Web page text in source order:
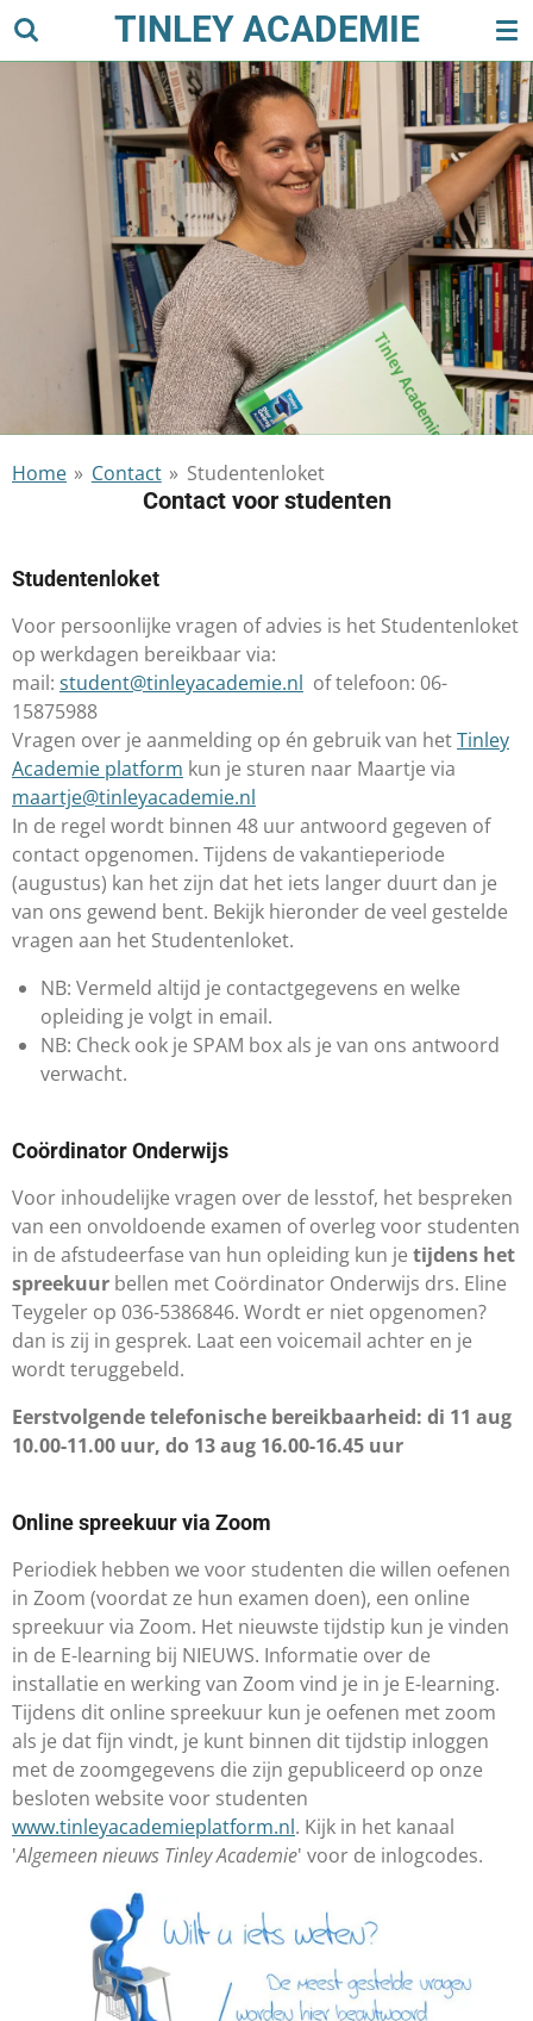
Ga
hoofdinhoud
TINLEY ACADEMIE
Home » Contact » Studentenloket
Contact voor studenten
Studentenloket
Voor persoonlijke vragen of advies is het Studentenloket
op werkdagen bereikbaar via:
mail: student@tinleyacademie.nl of telefoon: 06-
15875988
Vragen over je aanmelding op én gebruik van hetTinley
Academie platform kun je sturen naar Maartje via
maartje@tinleyacademie.nl
In de regel wordt binnen 48 uur antwoord gegeven of
contact opgenomen. Tijdens de vakantieperiode
(augustus) kan het zijn dat het iets langer duurt dan je
van ons gewend bent. Bekijk hieronder de veel gestelde
vragen aan het Studentenloket.
NB: Vermeld altijd je contactgegevens en welke
opleiding je volgt in email.
NB: Check ook je SPAM box als je van ons antwoord
verwacht.
​Coördinator Onderwijs
Voor inhoudelijke vragen over de lesstof, het bespreken
van een onvoldoende examen of overleg voor studenten
in de afstudeerfase van hun opleiding kun je tijdens het
spreekuur bellen met Coördinator Onderwijs drs. Eline
Teygeler op 036-5386846. Wordt er niet opgenomen?
dan is zij in gesprek. Laat een voicemail achter en je
wordt teruggebeld.
Eerstvolgende telefonische bereikbaarheid: di 11 aug
10.00-11.00 uur, do 13 aug 16.00-16.45 uur
Online spreekuur via Zoom
Periodiek hebben we voor studenten die willen oefenen
in Zoom (voordat ze hun examen doen), een online
spreekuur via Zoom. Het nieuwste tijdstip kun je vinden
in de E-learning bij NIEUWS. Informatie over de
installatie en werking van Zoom vind je in je E-learning.
Tijdens dit online spreekuur kun je oefenen met zoom
als je dat fijn vindt, je kunt binnen dit tijdstip inloggen
met de zoomgegevens die zijn gepubliceerd op onze
besloten website voor studenten
www.tinleyacademieplatform.nl. Kijk in het kanaal
'Algemeen nieuws Tinley Academie' voor de inlogcodes.